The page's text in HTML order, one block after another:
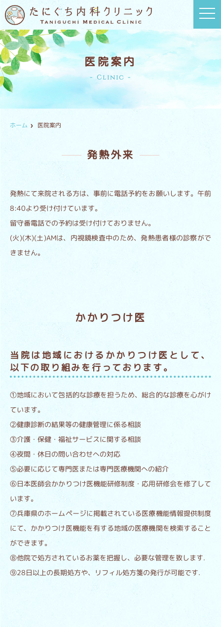
t
o
a
v
医院案内
Clinic
ホーム 医院案内
発熱外来
発熱にて来院される方は、事前に電話予約をお願いします。午前
8:40より受け付けています。
留守番電話での予約は受け付けておりません。
(火)(木)(土)AMは、内視鏡検査中のため、発熱患者様の診察がで
きません。
かかりつけ医
当院は地域におけるかかりつけ医として、
以下の取り組みを行っております。
①地域において包括的な診療を担うため、総合的な診療を心がけ
ています。
②健康診断の結果等の健康管理に係る相談
③介護・保健・福祉サービスに関する相談
④夜間・休日の問い合わせへの対応
⑤必要に応じて専門医または専門医療機関への紹介
⑥日本医師会かかりつけ医機能研修制度・応用研修会を修了して
います。
⑦兵庫県のホームページに掲載されている医療機能情報提供制度
にて、かかりつけ医機能を有する地域の医療機関を検索すること
ができます。
⑧他院で処方されているお薬を把握し、必要な管理を致します.
⑨28日以上の長期処方や、リフィル処方箋の発行が可能です.